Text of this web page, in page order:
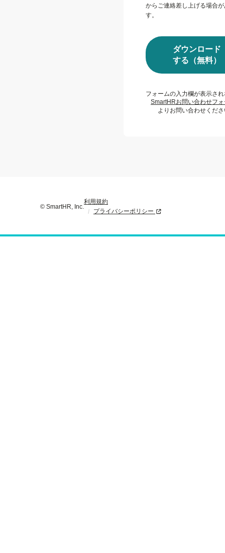
からご連絡差し上げる場合
す。
ダウンロード
する（無料）
フォームの入力欄が表示さ
SmartHRお問い合わせフ
よりお問い合わせくだ
© SmartHR, Inc.
利用規約
プライバシーポリシー 新規タブまたはウィンド